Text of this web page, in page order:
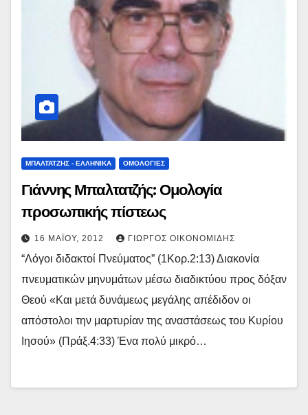
ΜΠΑΛΤΑΤΖΗΣ - ΕΛΛΗΝΙΚΑ ΟΜΟΛΟΓΙΕΣ
Γιάννης Μπαλτατζής: Ομολογία
προσωπικής πίστεως
16 ΜΑΪ́ΟΥ, 2012 ΓΙΏΡΓΟΣ ΟΙΚΟΝΟΜΊΔΗΣ
“Λόγοι διδακτοί Πνεύματος” (1Κορ.2:13) Διακονία
πνευματικών μηνυμάτων μέσω διαδικτύου προς δόξαν
Θεού «Και μετά δυνάμεως μεγάλης απέδιδον οι
απόστολοι την μαρτυρίαν της αναστάσεως του Κυρίου
Ιησού» (Πράξ.4:33) Ένα πολύ μικρό…